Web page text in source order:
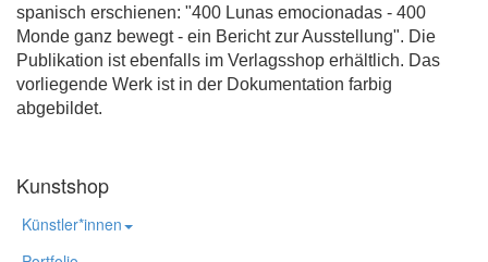
spanisch erschienen: "400 Lunas emocionadas - 400
Monde ganz bewegt - ein Bericht zur Ausstellung". Die
Publikation ist ebenfalls im Verlagsshop erhältlich. Das
vorliegende Werk ist in der Dokumentation farbig
abgebildet.
Kunstshop
Künstler*innen